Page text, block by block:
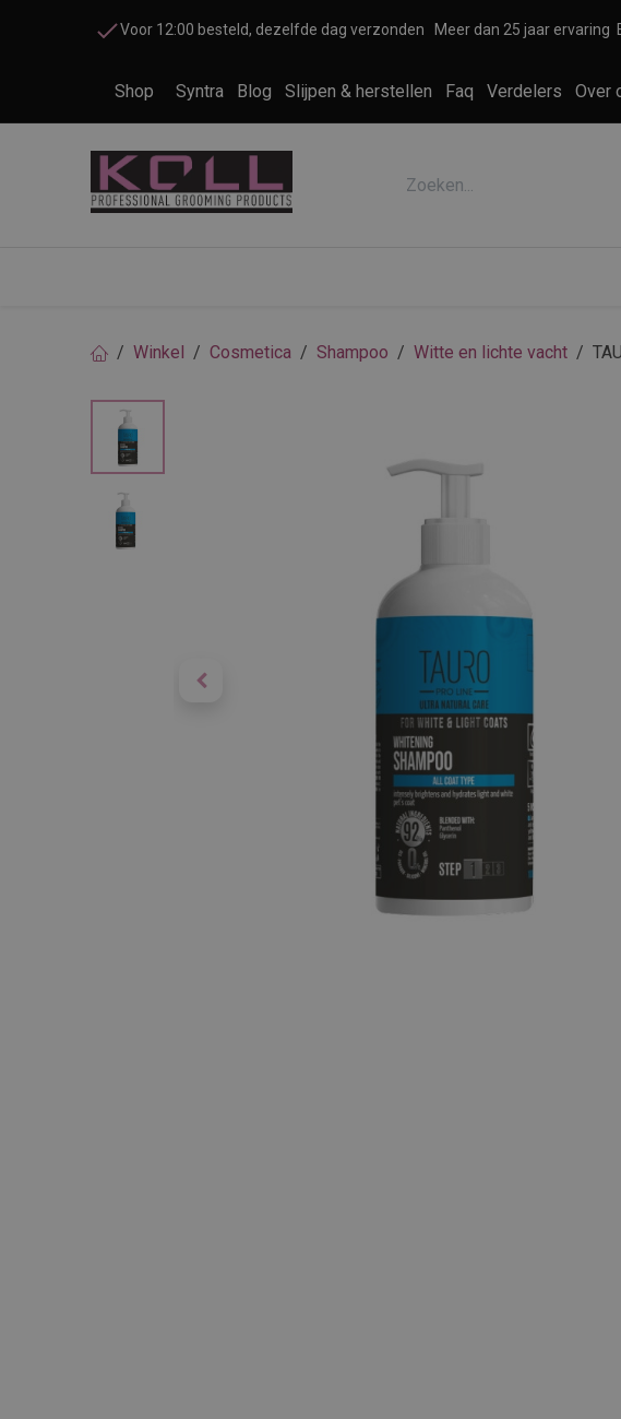
Voor 12:00 besteld, dezelfde dag verzonden Meer dan 25 jaar ervaring
Shop Syntra Blog Slijpen & herstellen Faq Verdelers Over
Winkel Cosmetica Shampoo Witte en lichte vacht